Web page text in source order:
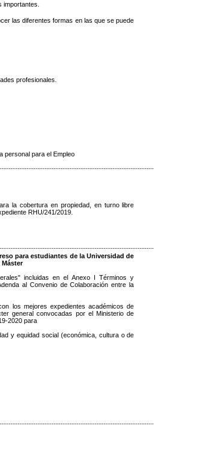
las diferentes formas en las que se puede
profesionales.
personal para el Empleo
la cobertura en propiedad, en turno libre
RHU/241/2019.
para estudiantes de la Universidad de
Máster
incluidas en el Anexo I Términos y
al Convenio de Colaboración entre la
los mejores expedientes académicos de
general convocadas por el Ministerio de
2020 para
y equidad social (económica, cultura o de